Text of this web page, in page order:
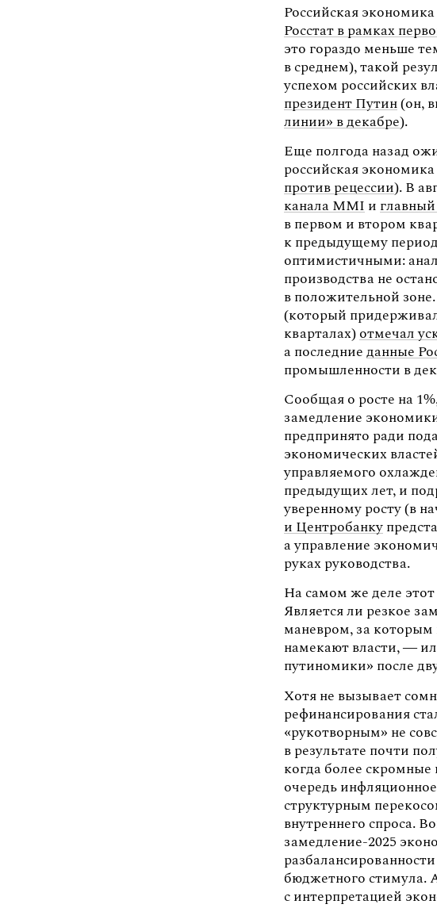
Российская
Росстат в рамках
это гораздо меньше
в среднем), такой
успехом российских
президент Путин(он,
линии» в декабре).
Еще полгода назад
российская
против рецессии). В
канала MMI и
в первом и втором
к предыдущему
оптимистичными:
производства не
в положительной
(который
кварталах)отмечал
а последниеданные
промышленности в
Сообщая о росте на
замедление
предпринято ради
экономических
управляемого
предыдущих лет, и
уверенному росту (в
и Центробанку
а управление
руках руководства.
На самом же деле этот
Является ли резкое
маневром, за которым
намекают власти, —
путиномики» после
Хотя не вызывает
рефинансирования
«рукотворным» не
в результате почти
когда более
очередь
структурным
внутреннего спроса.
замедление-2025
бюджетного стимула.
с интерпретацией